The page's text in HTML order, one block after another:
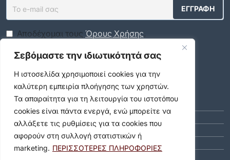
Σεβόμαστε την ιδιωτικότητά σας
Η ιστοσελίδα χρησιμοποιεί cookies για την
καλύτερη εμπειρία πλοήγησης των χρηστών.
Τα απαραίτητα για τη λειτουργία του ιστοτόπου
cookies είναι πάντα ενεργά, ενώ μπορείτε να
αλλάξετε τις ρυθμίσεις για τα cookies που
αφορούν στη συλλογή στατιστικών ή
marketing. ΠΕΡΙΣΣΟΤΕΡΕΣ ΠΛΗΡΟΦΟΡΙΕΣ
Αποδέχομαι τους Όρους Χρήσης.
Social Media
Αρχείο
ΑΎΓΟΥΣΤΟΣ 2026 (9)
ΙΟΎΛΙΟΣ 2026 (55)
ΙΟΎΝΙΟΣ 2026 (46)
ΜΆΙΟΣ 2026 (59)